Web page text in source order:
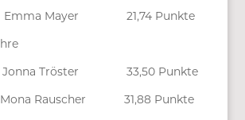
Mayer 21,74 Punkte
Tröster 33,50 Punkte
Rauscher 31,88 Punkte